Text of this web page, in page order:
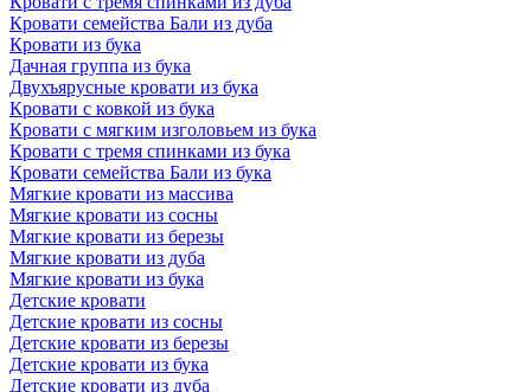
Кровати семейства Бали из дуба
Кровати из бука
Дачная группа из бука
Двухъярусные кровати из бука
Кровати с ковкой из бука
Кровати с мягким изголовьем из бука
Кровати с тремя спинками из бука
Кровати семейства Бали из бука
Мягкие кровати из массива
Мягкие кровати из сосны
Мягкие кровати из березы
Мягкие кровати из дуба
Мягкие кровати из бука
Детские кровати
Детские кровати из сосны
Детские кровати из березы
Детские кровати из бука
Детские кровати из дуба